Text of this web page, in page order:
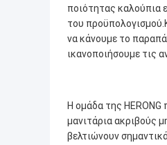
ποιότητας καλούπια
του
να κάνουμε το
ικανοποιήσουμε τις
Η ομάδα της HERONG
μανιτάρια ακριβούς
βελτιώνουν